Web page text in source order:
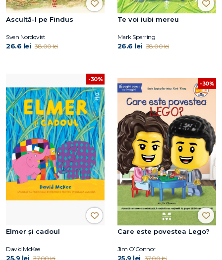
Ascultă-l pe Findus
Sven Nordqvist
26.6 lei 38.00 lei
Te voi iubi mereu
Mark Sperring
26.6 lei 38.00 lei
-30%
Elmer și cadoul
David McKee
25.9 lei 37.00 lei
-30%
Care este povestea Lego?
Jim O’Connor
25.9 lei 37.00 lei